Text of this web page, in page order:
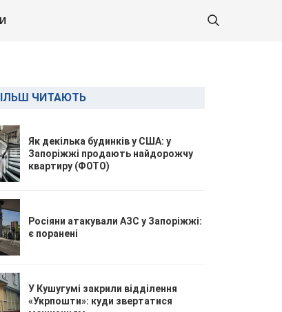
ЧИТАЮТЬ
Як декілька будинків у США: у
Запоріжжі продають найдорожчу
квартиру (ФОТО)
Росіяни атакували АЗС у Запоріжжі:
є поранені
У Кушугумі закрили відділення
«Укрпошти»: куди звертатися